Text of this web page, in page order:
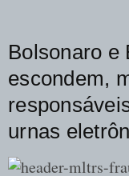
Bolsonaro e
escondem,
urnas